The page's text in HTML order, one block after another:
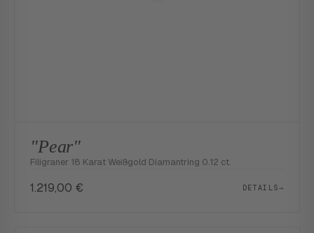
"Pear"
Filigraner 18 Karat Weißgold Diamantring 0.12 ct.
1.219,00 € DETAILS→